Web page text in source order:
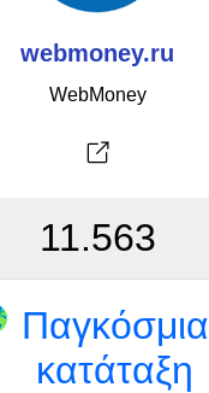
webmoney.ru
WebMoney
11.563
Παγκόσμια
κατάταξη